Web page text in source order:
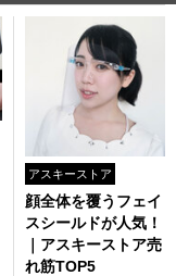
アスキーストア
顔全体を覆うフェイ
スシールドが人気！
｜アスキーストア売
れ筋TOP5